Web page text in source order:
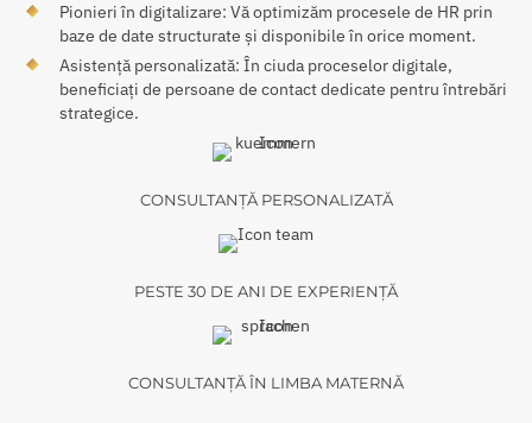
Pionieri în digitalizare: Vă optimizăm procesele de HR prin
baze de date structurate și disponibile în orice moment.
Asistență personalizată: În ciuda proceselor digitale,
beneficiați de persoane de contact dedicate pentru întrebări
strategice.
CONSULTANȚĂ PERSONALIZATĂ
PESTE 30 DE ANI DE EXPERIENȚĂ
CONSULTANȚĂ ÎN LIMBA MATERNĂ